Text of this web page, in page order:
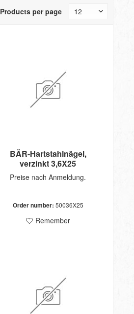
Products per page
BÄR-Hartstahlnägel,
verzinkt 3,6X25
Preise nach Anmeldung.
Order number: 50036X25
Remember